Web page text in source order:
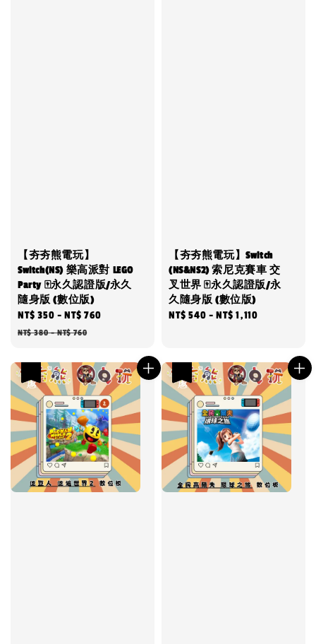
【夯夯熊電玩】
Switch(NS) 樂高派對 LEGO
Party 🀄永久認證版/永久
隨身版 (數位版)
Sale
price
NT$ 350 -NT$ 760
NT$ 380-NT$ 760
【夯夯熊電玩】Switch
(NS&NS2) 索尼克賽車 交
叉世界 🀄永久認證版/永
久隨身版 (數位版)
Regular
NT$ 540 -NT$ 1,110